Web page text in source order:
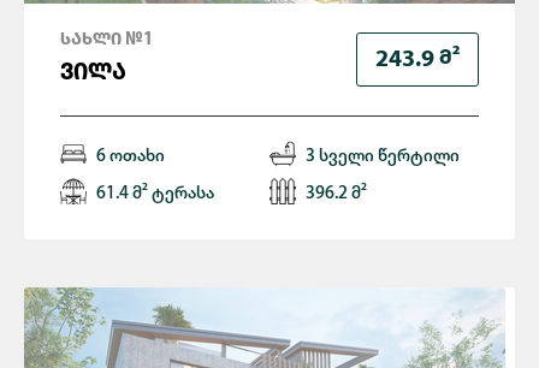
243.9 Მ²
ᲡᲐᲮᲚᲘ №1
ᲕᲘᲚᲐ
6 ოთახი 3 სველი წერტილი
61.4 მ² ტერასა 396.2 მ²